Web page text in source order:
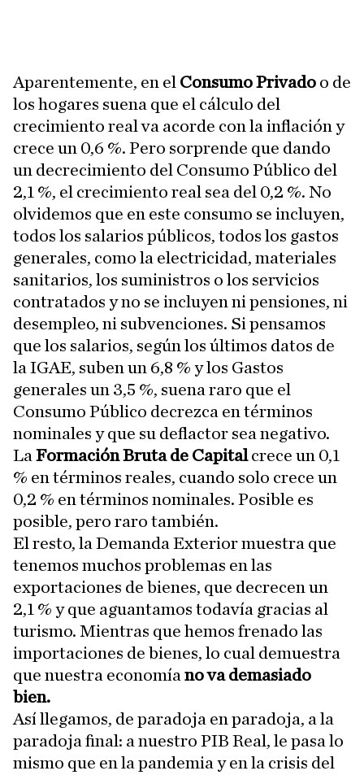
Aparentemente, en el Consumo Privado o de
los hogares suena que el cálculo del
crecimiento real va acorde con la inflación y
crece un 0,6 %. Pero sorprende que dando
un decrecimiento del Consumo Público del
2,1 %, el crecimiento real sea del 0,2 %. No
olvidemos que en este consumo se incluyen,
todos los salarios públicos, todos los gastos
generales, como la electricidad, materiales
sanitarios, los suministros o los servicios
contratados y no se incluyen ni pensiones, ni
desempleo, ni subvenciones. Si pensamos
que los salarios, según los últimos datos de
la IGAE, suben un 6,8 % y los Gastos
generales un 3,5 %, suena raro que el
Consumo Público decrezca en términos
nominales y que su deflactor sea negativo.
La Formación Bruta de Capitalcrece un 0,1
% en términos reales, cuando solo crece un
0,2 % en términos nominales. Posible es
posible, pero raro también.
El resto, la Demanda Exterior muestra que
tenemos muchos problemas en las
exportaciones de bienes, que decrecen un
2,1 % y que aguantamos todavía gracias al
turismo. Mientras que hemos frenado las
importaciones de bienes, lo cual demuestra
que nuestra economía no va demasiado
bien.
Así llegamos, de paradoja en paradoja, a la
paradoja final: a nuestro PIB Real, le pasa lo
mismo que en la pandemia y en la crisis del